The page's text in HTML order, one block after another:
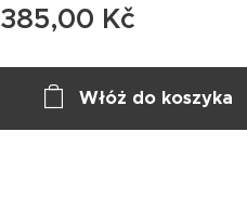
385,00 Kč
Włóż do koszyka